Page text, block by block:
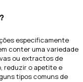
especificamente
conter uma variedade
ou extractos de
reduzir o apetite e
tipos comuns de